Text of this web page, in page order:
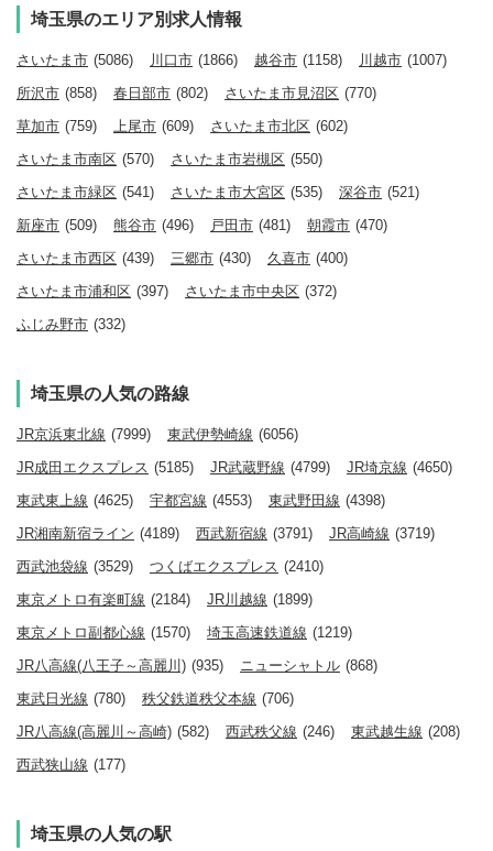
埼玉県のエリア別求人情報
さいたま市 (5086) 川口市 (1866) 越谷市 (1158) 川越市 (1007)
所沢市 (858) 春日部市 (802) さいたま市見沼区 (770)
草加市 (759) 上尾市 (609) さいたま市北区 (602)
さいたま市南区 (570) さいたま市岩槻区 (550)
さいたま市緑区 (541) さいたま市大宮区 (535) 深谷市 (521)
新座市 (509) 熊谷市 (496) 戸田市 (481) 朝霞市 (470)
さいたま市西区 (439) 三郷市 (430) 久喜市 (400)
さいたま市浦和区 (397) さいたま市中央区 (372)
ふじみ野市 (332)
埼玉県の人気の路線
JR京浜東北線 (7999) 東武伊勢崎線 (6056)
JR成田エクスプレス (5185) JR武蔵野線 (4799) JR埼京線 (4650)
東武東上線 (4625) 宇都宮線 (4553) 東武野田線 (4398)
JR湘南新宿ライン (4189) 西武新宿線 (3791) JR高崎線 (3719)
西武池袋線 (3529) つくばエクスプレス (2410)
東京メトロ有楽町線 (2184) JR川越線 (1899)
東京メトロ副都心線 (1570) 埼玉高速鉄道線 (1219)
JR八高線(八王子～高麗川) (935) ニューシャトル (868)
東武日光線 (780) 秩父鉄道秩父本線 (706)
JR八高線(高麗川～高崎) (582) 西武秩父線 (246) 東武越生線 (208)
西武狭山線 (177)
埼玉県の人気の駅